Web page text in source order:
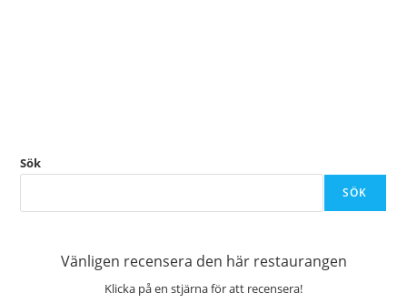
Sök
SÖK
Vänligen recensera den här restaurangen
Klicka på en stjärna för att recensera!